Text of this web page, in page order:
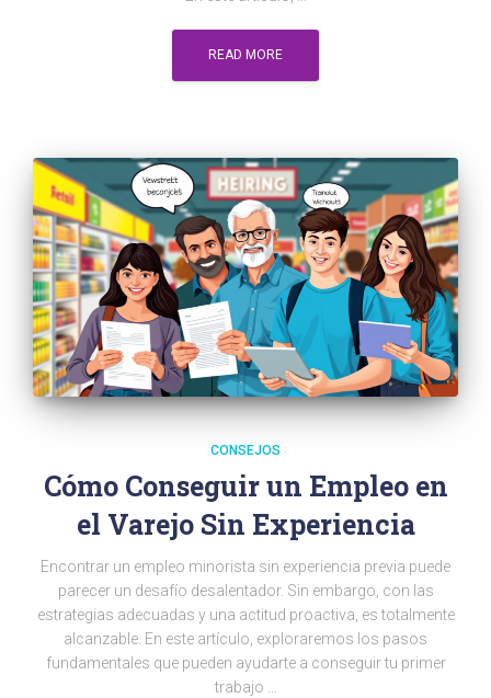
READ MORE
CONSEJOS
Cómo Conseguir un Empleo en
el Varejo Sin Experiencia
Encontrar un empleo minorista sin experiencia previa puede
parecer un desafío desalentador. Sin embargo, con las
estrategias adecuadas y una actitud proactiva, es totalmente
alcanzable. En este artículo, exploraremos los pasos
fundamentales que pueden ayudarte a conseguir tu primer
trabajo …